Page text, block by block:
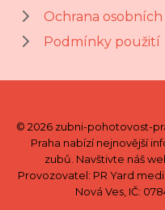
Ochrana
Podmínky použití
© 2026 zubni-pohotovost-
Praha nabízí nejnovější
zubů. Navštivte náš
Provozovatel: PR Yard
Nová Ves, IČ: